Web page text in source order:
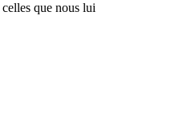
celles que nous lui